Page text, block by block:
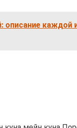
описание каждой